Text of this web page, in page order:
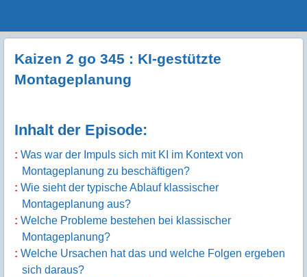
GeeMco :
Götz Müller
Consulting
Kaizen 2 go 345 : KI-gestützte
Montageplanung
Inhalt der Episode:
Was war der Impuls sich mit KI im Kontext von
Montageplanung zu beschäftigen?
Wie sieht der typische Ablauf klassischer
Montageplanung aus?
Welche Probleme bestehen bei klassischer
Montageplanung?
Welche Ursachen hat das und welche Folgen ergeben
sich daraus?